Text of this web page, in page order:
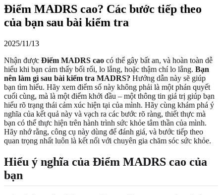
Điểm MADRS cao? Các bước tiếp theo
của bạn sau bài kiểm tra
2025/11/13
Nhận được Điểm MADRS cao có thể gây bất an, và hoàn toàn dễ
hiểu khi bạn cảm thấy bối rối, lo lắng, hoặc thậm chí lo lắng. Bạn
nên làm gì sau bài kiểm tra MADRS? Hướng dẫn này sẽ giúp
bạn tìm hiểu. Hãy xem điểm số này không phải là một phán quyết
cuối cùng, mà là một điểm khởi đầu – một thông tin giá trị giúp bạn
hiểu rõ trạng thái cảm xúc hiện tại của mình. Hãy cùng khám phá ý
nghĩa của kết quả này và vạch ra các bước rõ ràng, thiết thực mà
bạn có thể thực hiện trên hành trình sức khỏe tâm thần của mình.
Hãy nhớ rằng, công cụ này dùng để đánh giá, và bước tiếp theo
quan trọng nhất luôn là kết nối với chuyên gia chăm sóc sức khỏe.
Hiểu ý nghĩa của Điểm MADRS cao của
bạn